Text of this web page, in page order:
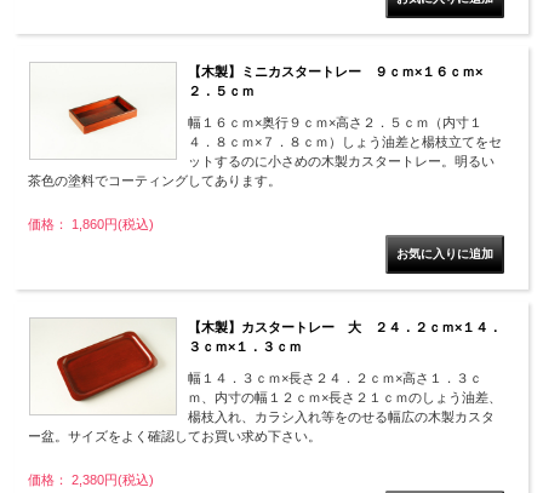
【木製】ミニカスタートレー ９ｃｍ×１６ｃｍ×
２．５ｃｍ
幅１６ｃｍ×奥行９ｃｍ×高さ２．５ｃｍ（内寸１
４．８ｃｍ×７．８ｃｍ）しょう油差と楊枝立てをセ
ットするのに小さめの木製カスタートレー。明るい
茶色の塗料でコーティングしてあります。
価格： 1,860円(税込)
【木製】カスタートレー 大 ２４．２ｃｍ×１４．
３ｃｍ×１．３ｃｍ
幅１４．３ｃｍ×長さ２４．２ｃｍ×高さ１．３ｃ
ｍ、内寸の幅１２ｃｍ×長さ２１ｃｍのしょう油差、
楊枝入れ、カラシ入れ等をのせる幅広の木製カスタ
ー盆。サイズをよく確認してお買い求め下さい。
価格： 2,380円(税込)